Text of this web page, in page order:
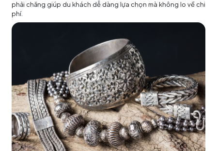
phải chăng giúp du khách dễ dàng lựa chọn mà không lo về chi
phí.